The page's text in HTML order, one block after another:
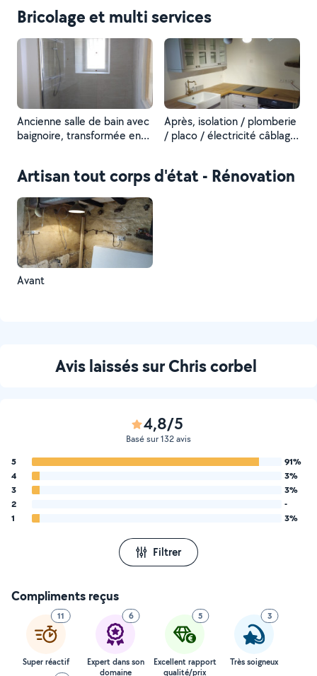
Bricolage et multi services
Ancienne salle de bain avec
baignoire, transformée en
Après, isolation / plomberie
/ placo / électricité câblage
électroménager.
Artisan tout corps d'état - Rénovation
Avant
Avis laissés sur Chris corbel
4,8/5
Basé sur 132 avis
5
91%
4
3%
3
3%
2
-
1
3%
Filtrer
Compliments reçus
11
Super réactif
6
Expert dans son
domaine
5
Excellent rapport
qualité/prix
3
Très soigneux